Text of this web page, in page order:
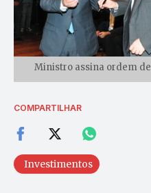
Ministro assina ordem
COMPARTILHAR
Investimentos